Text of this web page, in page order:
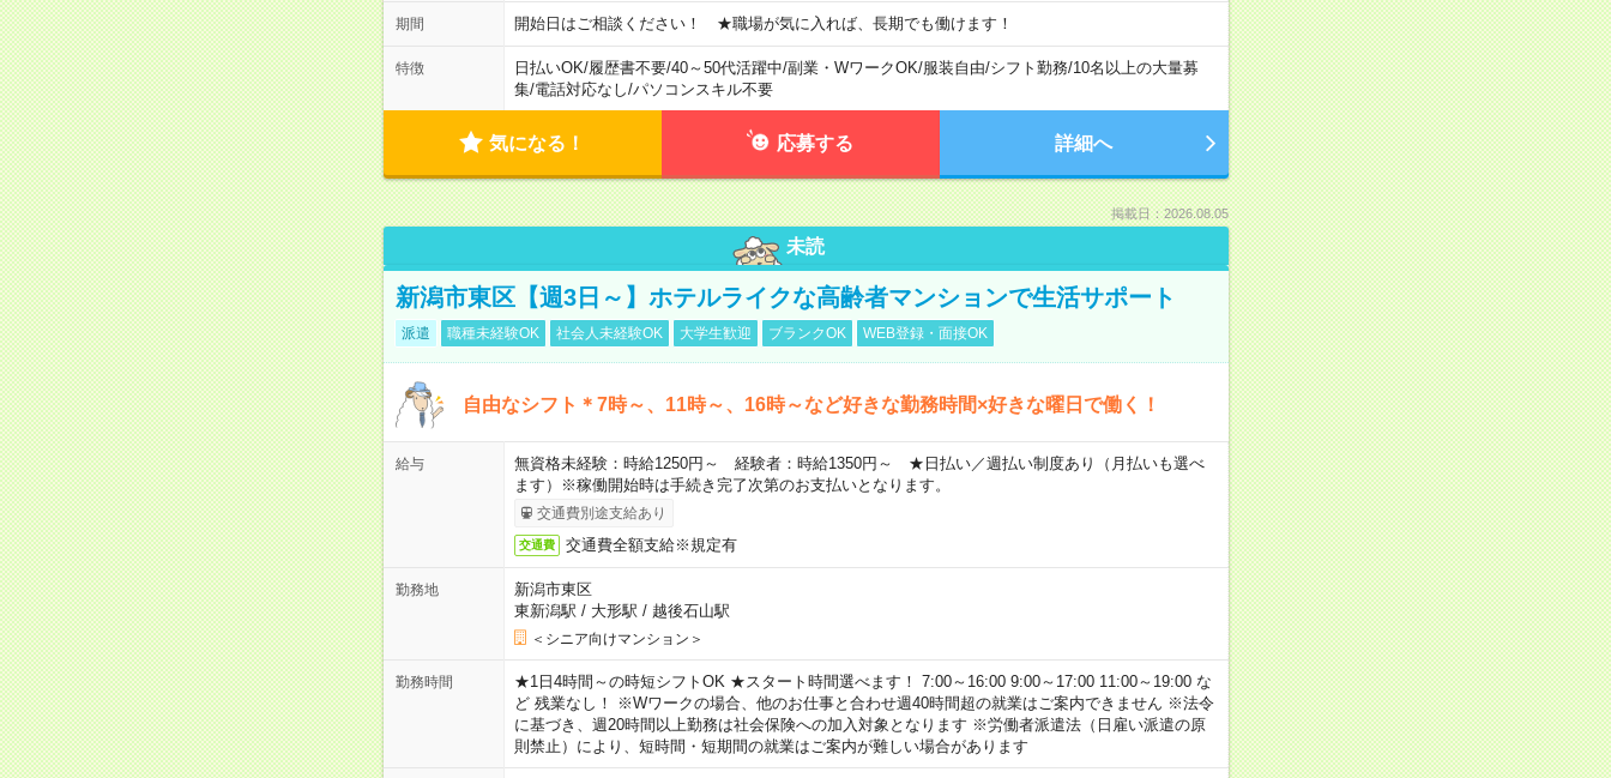
期間 開始日はご相談ください！ ★職場が気に入れば、長期でも働けます！
特徴 日払いOK/履歴書不要/40～50代活躍中/副業・WワークOK/服装自由/シフト勤務/10名以上の大量募
集/電話対応なし/パソコンスキル不要
気になる！ 応募する 詳細へ
掲載日：2026.08.05
未読
新潟市東区【週3日～】ホテルライクな高齢者マンションで生活サポート
派遣 職種未経験OK 社会人未経験OK 大学生歓迎 ブランクOK WEB登録・面接OK
自由なシフト＊7時～、11時～、16時～など好きな勤務時間×好きな曜日で働く！
給与
無資格未経験：時給1250円～ 経験者：時給1350円～ ★日払い／週払い制度あり（月払いも選べ
ます）※稼働開始時は手続き完了次第のお支払いとなります。
交通費別途支給あり
交通費 交通費全額支給※規定有
勤務地
新潟市東区
東新潟駅 / 大形駅 / 越後石山駅
＜シニア向けマンション＞
勤務時間
★1日4時間～の時短シフトOK ★スタート時間選べます！ 7:00～16:00 9:00～17:00 11:00～19:00 な
ど 残業なし！ ※Wワークの場合、他のお仕事と合わせ週40時間超の就業はご案内できません ※法令
に基づき、週20時間以上勤務は社会保険への加入対象となります ※労働者派遣法（日雇い派遣の原
則禁止）により、短時間・短期間の就業はご案内が難しい場合があります